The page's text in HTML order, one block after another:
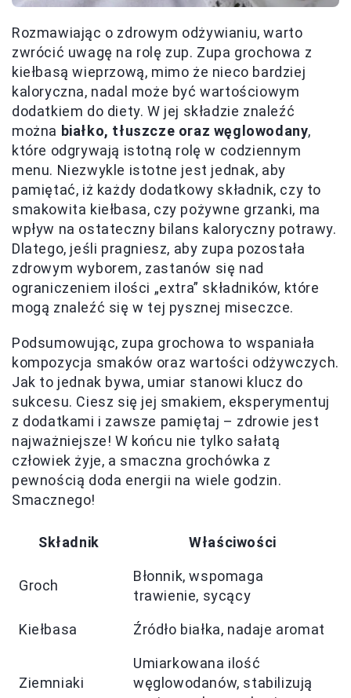
Rozmawiając o zdrowym odżywianiu, warto
zwrócić uwagę na rolę zup. Zupa grochowa z
kiełbasą wieprzową, mimo że nieco bardziej
kaloryczna, nadal może być wartościowym
dodatkiem do diety. W jej składzie znaleźć
można białko, tłuszcze oraz węglowodany,
które odgrywają istotną rolę w codziennym
menu. Niezwykle istotne jest jednak, aby
pamiętać, iż każdy dodatkowy składnik, czy to
smakowita kiełbasa, czy pożywne grzanki, ma
wpływ na ostateczny bilans kaloryczny potrawy.
Dlatego, jeśli pragniesz, aby zupa pozostała
zdrowym wyborem, zastanów się nad
ograniczeniem ilości „extra” składników, które
mogą znaleźć się w tej pysznej miseczce.
Podsumowując, zupa grochowa to wspaniała
kompozycja smaków oraz wartości odżywczych.
Jak to jednak bywa, umiar stanowi klucz do
sukcesu. Ciesz się jej smakiem, eksperymentuj
z dodatkami i zawsze pamiętaj – zdrowie jest
najważniejsze! W końcu nie tylko sałatą
człowiek żyje, a smaczna grochówka z
pewnością doda energii na wiele godzin.
Smacznego!
Składnik Właściwości
Groch
Błonnik, wspomaga
trawienie, sycący
Kiełbasa Źródło białka, nadaje aromat
Ziemniaki
Umiarkowana ilość
węglowodanów, stabilizują